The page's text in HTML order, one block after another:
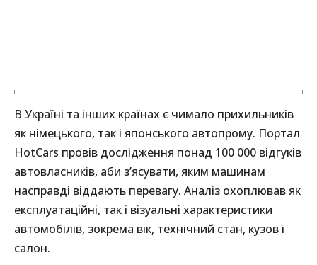
В Україні та інших країнах є чимало прихильників
як німецького, так і японського автопрому. Портал
HotCars провів дослідження понад 100 000 відгуків
автовласників, аби з’ясувати, яким машинам
насправді віддають перевагу. Аналіз охоплював як
експлуатаційні, так і візуальні характеристики
автомобілів, зокрема вік, технічний стан, кузов і
салон.